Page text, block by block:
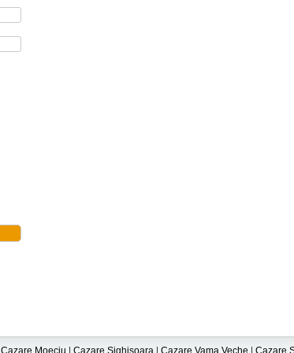
Cazare Moeciu Cazare Sighisoara Cazare Vama Veche Cazare